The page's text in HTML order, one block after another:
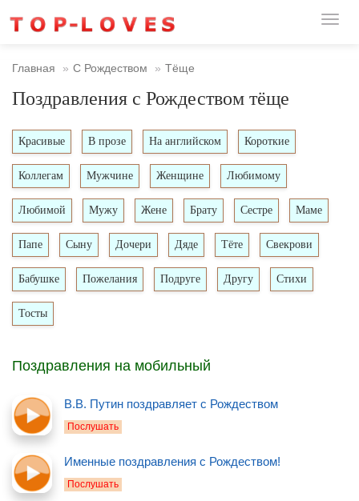
Главная С Рождеством Тёще
Поздравления с Рождеством тёще
Красивые В прозе На английском Короткие
Коллегам Мужчине Женщине Любимому
Любимой Мужу Жене Брату Сестре Маме
Папе Сыну Дочери Дяде Тёте Свекрови
Бабушке Пожелания Подруге Другу Стихи
Тосты
Поздравления на мобильный
В.В. Путин поздравляет с Рождеством
Послушать
Именные поздравления с Рождеством!
Послушать